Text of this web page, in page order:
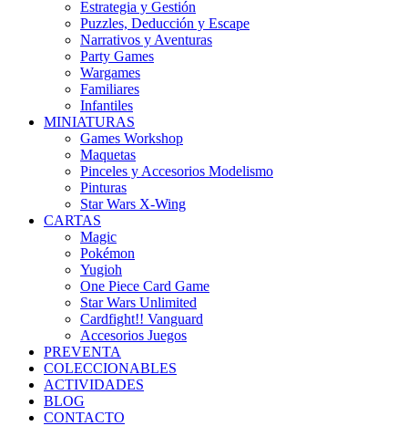
Estrategia y Gestión
Puzzles, Deducción y Escape
Narrativos y Aventuras
Party Games
Wargames
Familiares
Infantiles
MINIATURAS
Games Workshop
Maquetas
Pinceles y Accesorios Modelismo
Pinturas
Star Wars X-Wing
CARTAS
Magic
Pokémon
Yugioh
One Piece Card Game
Star Wars Unlimited
Cardfight!! Vanguard
Accesorios Juegos
PREVENTA
COLECCIONABLES
ACTIVIDADES
BLOG
CONTACTO